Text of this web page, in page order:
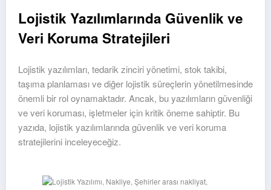
Lojistik Yazılımlarında Güvenlik ve
Veri Koruma Stratejileri
Lojistik yazılımları, tedarik zinciri yönetimi, stok takibi,
taşıma planlaması ve diğer lojistik süreçlerin yönetilmesinde
önemli bir rol oynamaktadır. Ancak, bu yazılımların güvenliği
ve veri koruması, işletmeler için kritik öneme sahiptir. Bu
yazıda, lojistik yazılımlarında güvenlik ve veri koruma
stratejilerini inceleyeceğiz.